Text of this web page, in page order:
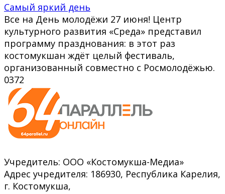
Самый яркий день
Все на День молодёжи 27 июня! Центр
культурного развития «Среда» представил
программу празднования: в этот раз
костомукшан ждёт целый фестиваль,
организованный совместно с Росмолодёжью.
0372
Учредитель: ООО «Костомукша-Медиа»
Адрес учредителя: 186930, Республика Карелия,
г. Костомукша,